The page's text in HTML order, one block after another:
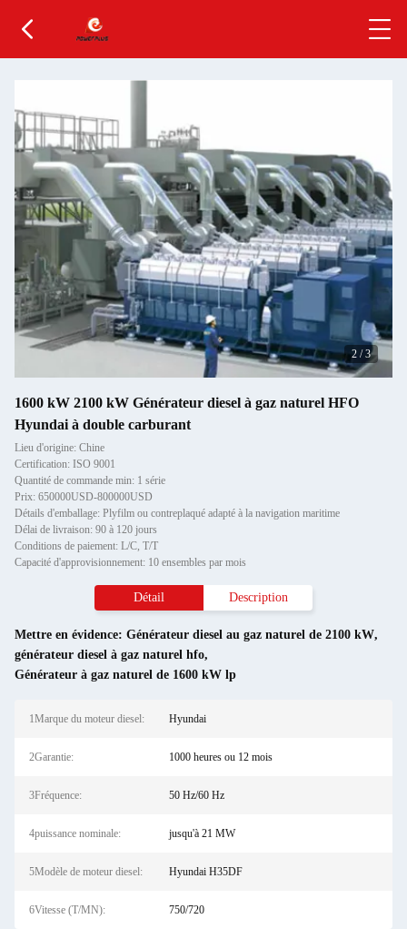
2 /3
1600 kW 2100 kW Générateur diesel à gaz naturel HFO
Hyundai à double carburant
Lieu d'origine: Chine
Certification: ISO 9001
Quantité de commande min: 1 série
Prix: 650000USD-800000USD
Détails d'emballage: Plyfilm ou contreplaqué adapté à la navigation maritime
Délai de livraison: 90 à 120 jours
Conditions de paiement: L/C, T/T
Capacité d'approvisionnement: 10 ensembles par mois
Détail Description
Mettre en évidence: Générateur diesel au gaz naturel de 2100 kW,
générateur diesel à gaz naturel hfo,
Générateur à gaz naturel de 1600 kW lp
1Marque du moteur diesel: Hyundai
2Garantie: 1000 heures ou 12 mois
3Fréquence: 50 Hz/60 Hz
4puissance nominale: jusqu'à 21 MW
5Modèle de moteur diesel: Hyundai H35DF
6Vitesse (T/MN): 750/720